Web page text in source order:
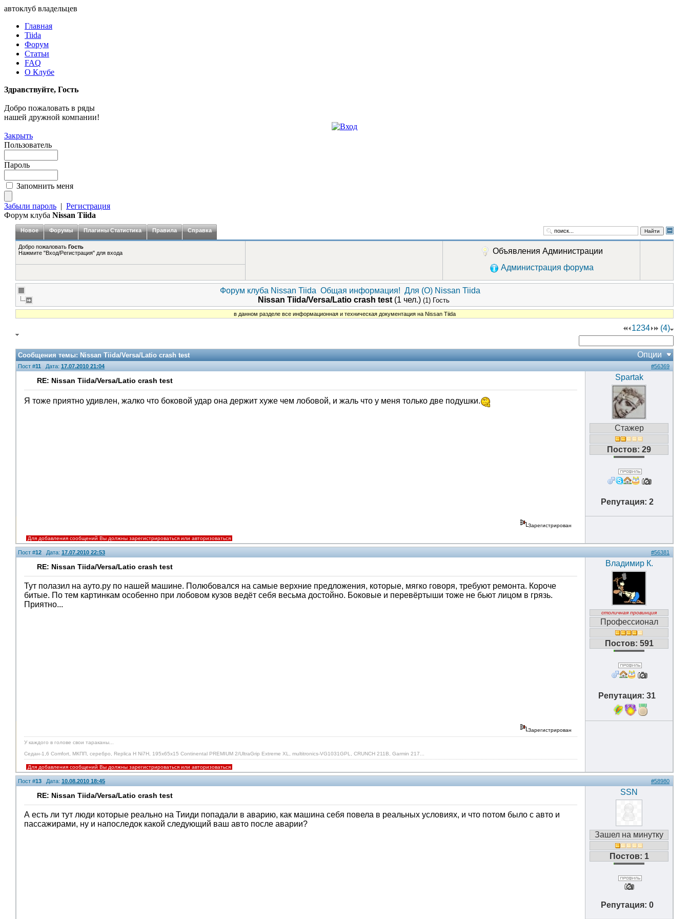
автоклуб владельцев
Главная
Tiida
Форум
Статьи
FAQ
О Клубе
Здравствуйте, Гость
Добро пожаловать в ряды
нашей дружной компании!
Закрыть
Пользователь
Пароль
Запомнить меня
Забыли пароль | Регистрация
Форум клуба Nissan Tiida
Новое Форумы Плагины Статистика Правила Справка Найти
Добро пожаловать Гость
Нажмите "Вход/Регистрация" для входа
Объявления Администрации
Администрация форума
Форум клуба Nissan Tiida Общая информация! Для (О) Nissan Tiida
Nissan Tiida/Versa/Latio crash test (1 чел.) (1) Гость
в данном разделе все информационная и техническая документация на Nissan Tiida
1234 (4)
Сообщения темы:Nissan Tiida/Versa/Latio crash test Опции
Пост #11 Дата: 17.07.2010 21:04 #56369
RE: Nissan Tiida/Versa/Latio crash test
Я тоже приятно удивлен, жалко что боковой удар она держит хуже чем лобовой, и жаль что у меня только две подушки.
Spartak
Стажер
Постов: 29
Репутация: 2
Зарегистрирован
Для добавления сообщений Вы должны зарегистрироваться или авторизоваться
Пост #12 Дата: 17.07.2010 22:53 #56381
RE: Nissan Tiida/Versa/Latio crash test
Тут полазил на ауто.ру по нашей машине. Полюбовался на самые верхние предложения, которые, мягко говоря, требуют ремонта. Короче
битые. По тем картинкам особенно при лобовом кузов ведёт себя весьма достойно. Боковые и перевёртыши тоже не бьют лицом в грязь.
Приятно...
Владимир К.
столичная провинция
Профессионал
Постов: 591
Репутация: 31
Зарегистрирован
У каждого в голове свои тараканы...
Седан-1,6 Comfort, МКПП, серебро, Replica H Ni7H, 195х65х15 Continental PREMIUM 2/UltraGrip Extreme XL, multitronics-VG1031GPL, CRUNCH 211B, Garmin 217...
Для добавления сообщений Вы должны зарегистрироваться или авторизоваться
Пост #13 Дата: 10.08.2010 18:45 #58980
RE: Nissan Tiida/Versa/Latio crash test
А есть ли тут люди которые реально на Тииди попадали в аварию, как машина себя повела в реальных условиях, и что потом было с авто и
пассажирами, ну и напоследок какой следующий ваш авто после аварии?
SSN
Зашел на минутку
Постов: 1
Репутация: 0